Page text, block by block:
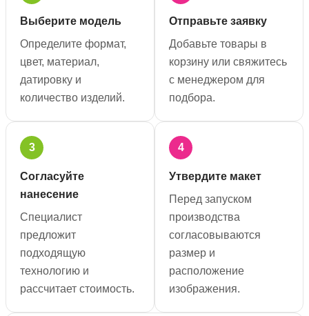
Выберите модель
Определите формат,
цвет, материал,
датировку и
количество изделий.
Отправьте заявку
Добавьте товары в
корзину или свяжитесь
с менеджером для
подбора.
3
Согласуйте
нанесение
Специалист
предложит
подходящую
технологию и
рассчитает стоимость.
4
Утвердите макет
Перед запуском
производства
согласовываются
размер и
расположение
изображения.